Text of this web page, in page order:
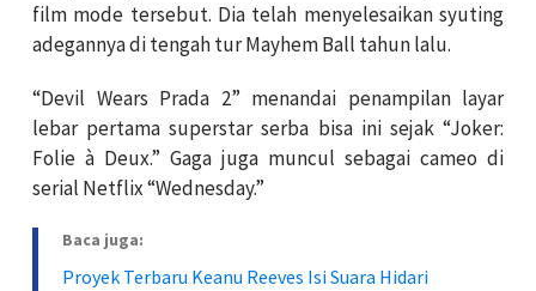
film mode tersebut. Dia telah menyelesaikan syuting
adegannya di tengah tur Mayhem Ball tahun lalu.
“Devil Wears Prada 2” menandai penampilan layar
lebar pertama superstar serba bisa ini sejak “Joker:
Folie à Deux.” Gaga juga muncul sebagai cameo di
serial Netflix “Wednesday.”
Baca juga:
Proyek Terbaru Keanu Reeves Isi Suara Hidari